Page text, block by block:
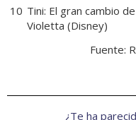
10 Tini: El gran cambio de
Violetta (Disney)
Fuente:
¿Te ha